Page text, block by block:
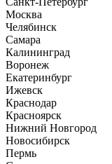
Москва
Челябинск
Самара
Калининград
Воронеж
Екатеринбург
Ижевск
Краснодар
Красноярск
Нижний Новгород
Новосибирск
Пермь